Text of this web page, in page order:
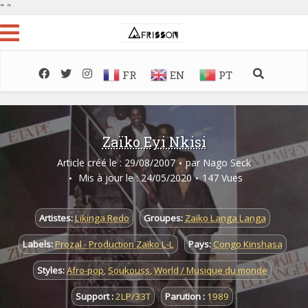
" "
FR EN PT
Zaïko Eyi Nkisi
Article créé le : 29/08/2007 par Nago Seck
Mis à jour le : 24/05/2020
147 Vues
Artistes:Likinga Redo Groupes: Zaïko Langa Langa
Labels:Prozal - Production Zaïko L-L Pays: Congo Kinshasa
Styles:Afro-pop,Soukouss,World / Musique du monde
Support :2LP/33T Parution : 1989